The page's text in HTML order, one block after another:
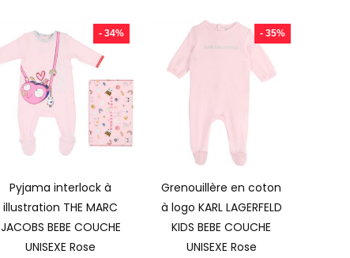
- 34%
Pyjama interlock à
illustration THE MARC
JACOBS BEBE COUCHE
UNISEXE Rose
- 35%
Grenouillère en coton
à logo KARL LAGERFELD
KIDS BEBE COUCHE
UNISEXE Rose